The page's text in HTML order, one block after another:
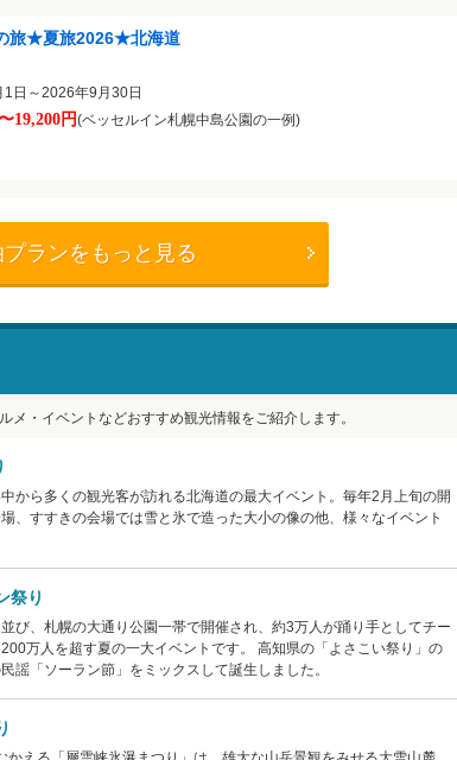
旅★夏旅2026★北海道
日～2026年9月30日
19,200円(ベッセルイン札幌中島公園の一例)
ランをもっと見る
・イベントなどおすすめ観光情報をご紹介します。
から多くの観光客が訪れる北海道の最大イベント。毎年2月上旬の開
、すすきの会場では雪と氷で造った大小の像の他、様々なイベント
祭り
び、札幌の大通り公園一帯で開催され、約3万人が踊り手としてチー
万人を超す夏の一大イベントです。 高知県の「よさこい祭り」の
謡「ソーラン節」をミックスして誕生しました。